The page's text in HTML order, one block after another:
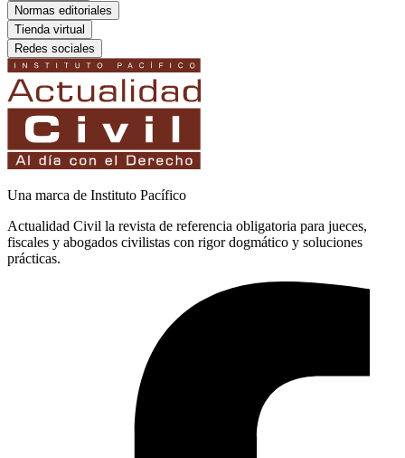
Normas editoriales
Tienda virtual
Redes sociales
Una marca de Instituto Pacífico
Actualidad Civil la revista de referencia obligatoria para jueces,
fiscales y abogados civilistas con rigor dogmático y soluciones
prácticas.